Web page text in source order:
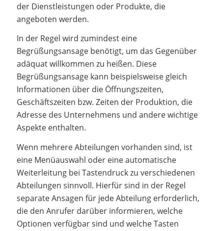
der Dienstleistungen oder Produkte, die
angeboten werden.
In der Regel wird zumindest eine
Begrüßungsansage benötigt, um das Gegenüber
adäquat willkommen zu heißen. Diese
Begrüßungsansage kann beispielsweise gleich
Informationen über die Öffnungszeiten,
Geschäftszeiten bzw. Zeiten der Produktion, die
Adresse des Unternehmens und andere wichtige
Aspekte enthalten.
Wenn mehrere Abteilungen vorhanden sind, ist
eine Menüauswahl oder eine automatische
Weiterleitung bei Tastendruck zu verschiedenen
Abteilungen sinnvoll. Hierfür sind in der Regel
separate Ansagen für jede Abteilung erforderlich,
die den Anrufer darüber informieren, welche
Optionen verfügbar sind und welche Tasten